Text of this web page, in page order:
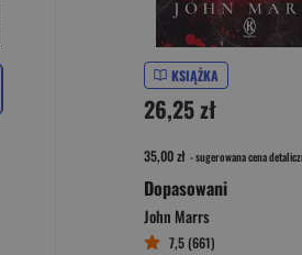
KSIĄŻKA
26,25 zł
35,00 zł - sugerowana cena
Dopasowani
John Marrs
7,5 (661)